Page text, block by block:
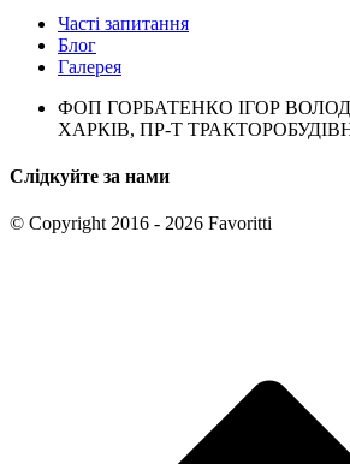
Часті запитання
Блог
Галерея
ФОП ГОРБАТЕНКО ІГОР
ХАРКІВ, ПР-Т
Слідкуйте за нами
© Copyright 2016 - 2026 Favoritti